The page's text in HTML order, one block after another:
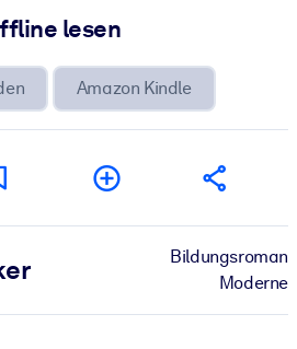
lesen
Amazon Kindle
Bildungsroman
Moderne